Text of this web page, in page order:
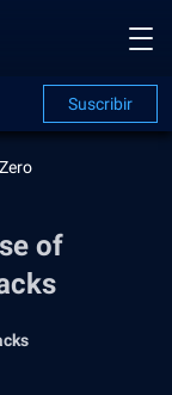
Suscribir
of